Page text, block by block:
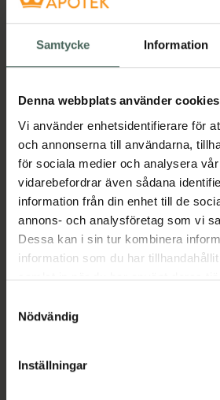
Samtycke Information
Denna webbplats använder cookies
Vi använder enhetsidentifierare för
och annonserna till användarna,
för sociala medier och analysera
vidarebefordrar även sådana
information från din enhet till de
annons- och analysföretag som vi
Dessa kan i sin tur kombinera
information som du har
samlat in när du har använt deras
återkalla ditt samtycke via
cookieinställningar. Ett återkallat
lagligheten av behandling som
Nödvändig
Inställningar
Köp via ditt recept
Aktuella erbjudanden
Beskrivning
Läs alltid bipacksedeln
användning.
EAN:07319900973646
Bipacksedel från FASS